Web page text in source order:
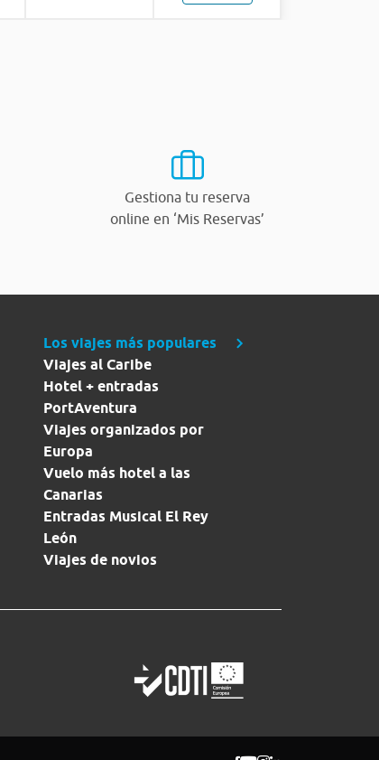
Gestiona tu reserva
online en ‘Mis Reservas’
Los viajes más populares
Viajes al Caribe
Hotel + entradas
PortAventura
Viajes organizados por
Europa
Vuelo más hotel a las
Canarias
Entradas Musical El Rey
León
Viajes de novios